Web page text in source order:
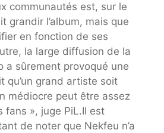
communautés est, sur le
grandir l’album, mais que
en fonction de ses
la large diffusion de la
a sûrement provoqué une
qu’un grand artiste soit
médiocre peut être assez
fans », juge PiL.Il est
de noter que Nekfeu n’a